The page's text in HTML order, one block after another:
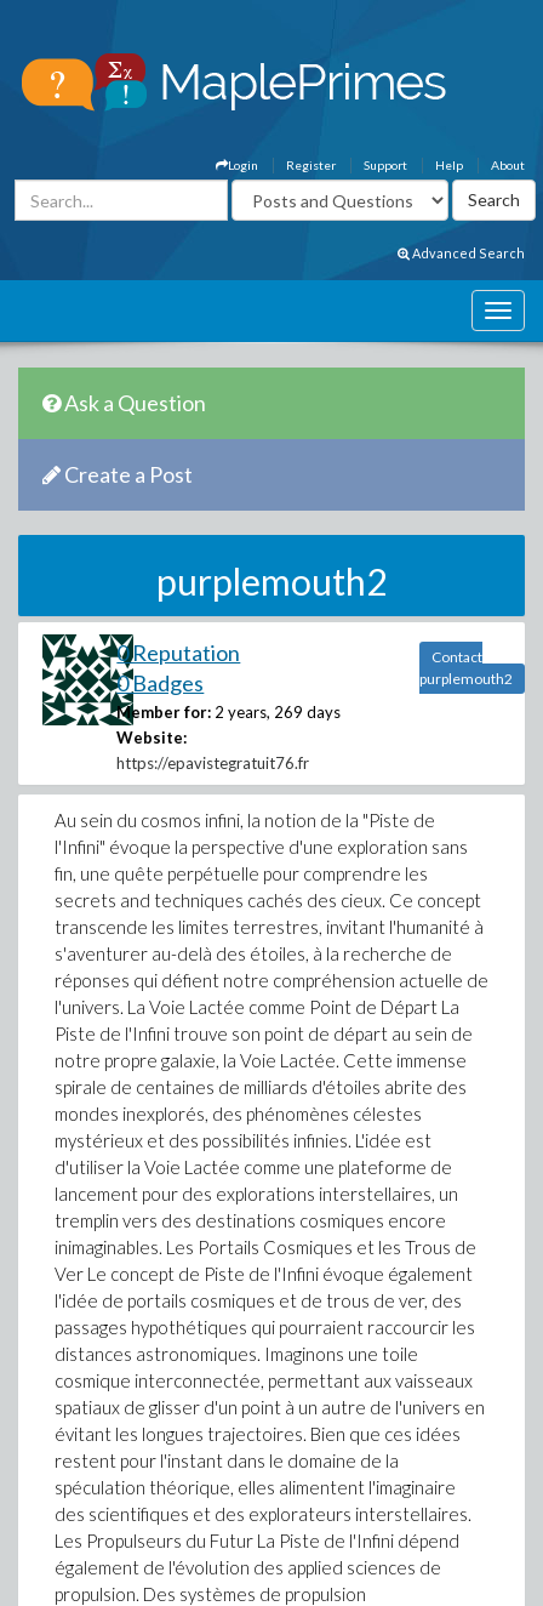
About
Help
Support
Register
Login
Advanced Search
Ask a Question
Create a Post
purplemouth2
0 Reputation
0 Badges
Member for: 2 years, 269 days
Website:
https://epavistegratuit76.fr
Contact
purplemouth2
Au sein du cosmos infini, la notion de la "Piste de
l'Infini" évoque la perspective d'une exploration sans
fin, une quête perpétuelle pour comprendre les
secrets and techniques cachés des cieux. Ce concept
transcende les limites terrestres, invitant l'humanité à
s'aventurer au-delà des étoiles, à la recherche de
réponses qui défient notre compréhension actuelle de
l'univers. La Voie Lactée comme Point de Départ La
Piste de l'Infini trouve son point de départ au sein de
notre propre galaxie, la Voie Lactée. Cette immense
spirale de centaines de milliards d'étoiles abrite des
mondes inexplorés, des phénomènes célestes
mystérieux et des possibilités infinies. L'idée est
d'utiliser la Voie Lactée comme une plateforme de
lancement pour des explorations interstellaires, un
tremplin vers des destinations cosmiques encore
inimaginables. Les Portails Cosmiques et les Trous de
Ver Le concept de Piste de l'Infini évoque également
l'idée de portails cosmiques et de trous de ver, des
passages hypothétiques qui pourraient raccourcir les
distances astronomiques. Imaginons une toile
cosmique interconnectée, permettant aux vaisseaux
spatiaux de glisser d'un point à un autre de l'univers en
évitant les longues trajectoires. Bien que ces idées
restent pour l'instant dans le domaine de la
spéculation théorique, elles alimentent l'imaginaire
des scientifiques et des explorateurs interstellaires.
Les Propulseurs du Futur La Piste de l'Infini dépend
également de l'évolution des applied sciences de
propulsion. Des systèmes de propulsion